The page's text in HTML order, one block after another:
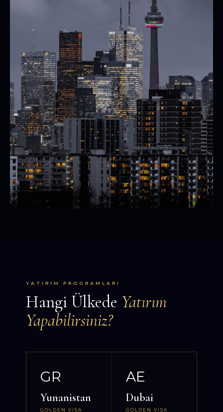
YATIRIM PROGRAMLARI
Hangi Ülkede Yatırım
Yapabilirsiniz?
GR
Yunanistan
GOLDEN VISA
AE
Dubai
GOLDEN VISA